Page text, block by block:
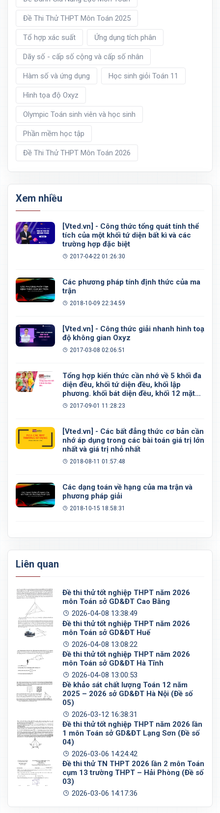
Đề Thi Thử THPT Môn Toán 2025
Tổ hợp xác suất Ứng dụng tích phân
Dãy số - cấp số cộng và cấp số nhân
Hàm số và ứng dụng Học sinh giỏi Toán 11
Hình tọa độ Oxyz
Olympic Toán sinh viên và học sinh
Phần mềm học tập
Đề Thi Thử THPT Môn Toán 2026
Xem nhiều
[Vted.vn] - Công thức tổng quát tính thể
tích của một khối tứ diện bất kì và các
trường hợp đặc biệt
2017-04-22 01:26:30
Các phương pháp tính định thức của ma
trận
2018-10-09 22:34:59
[Vted.vn] - Công thức giải nhanh hình toạ
độ không gian Oxyz
2017-03-08 02:06:51
Tổng hợp kiến thức cần nhớ về 5 khối đa
diện đều, khối tứ diện đều, khối lập
phương. khối bát diện đều, khối 12 mặt
đều, khối 20 mặt đều
2017-09-01 11:28:23
[Vted.vn] - Các bất đẳng thức cơ bản cần
nhớ áp dụng trong các bài toán giá trị lớn
nhất và giá trị nhỏ nhất
2018-08-11 01:57:48
Các dạng toán về hạng của ma trận và
phương pháp giải
2018-10-15 18:58:31
Liên quan
Đề thi thử tốt nghiệp THPT năm 2026
môn Toán sở GD&ĐT Cao Bằng
2026-04-08 13:38:49
Đề thi thử tốt nghiệp THPT năm 2026
môn Toán sở GD&ĐT Huế
2026-04-08 13:08:22
Đề thi thử tốt nghiệp THPT năm 2026
môn Toán sở GD&ĐT Hà Tĩnh
2026-04-08 13:00:53
Đề khảo sát chất lượng Toán 12 năm
2025 – 2026 sở GD&ĐT Hà Nội (Đề số
05)
2026-03-12 16:38:31
Đề thi thử tốt nghiệp THPT năm 2026 lần
1 môn Toán sở GD&ĐT Lạng Sơn (Đề số
04)
2026-03-06 14:24:42
Đề thi thử TN THPT 2026 lần 2 môn Toán
cụm 13 trường THPT – Hải Phòng (Đề số
03)
2026-03-06 14:17:36